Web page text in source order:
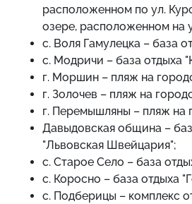
расположенном по ул.
озере, расположенном на
с. Воля Гамулецка – база
с. Модричи – база отдыха
г. Моршин – пляж на
г. Золочев – пляж на
г. Перемышляны – пляж на
Давыдовская община –
"Львовская Швейцария";
с. Старое Село – база
с. Коросно – база отдыха
с. Подберицы – комплекс